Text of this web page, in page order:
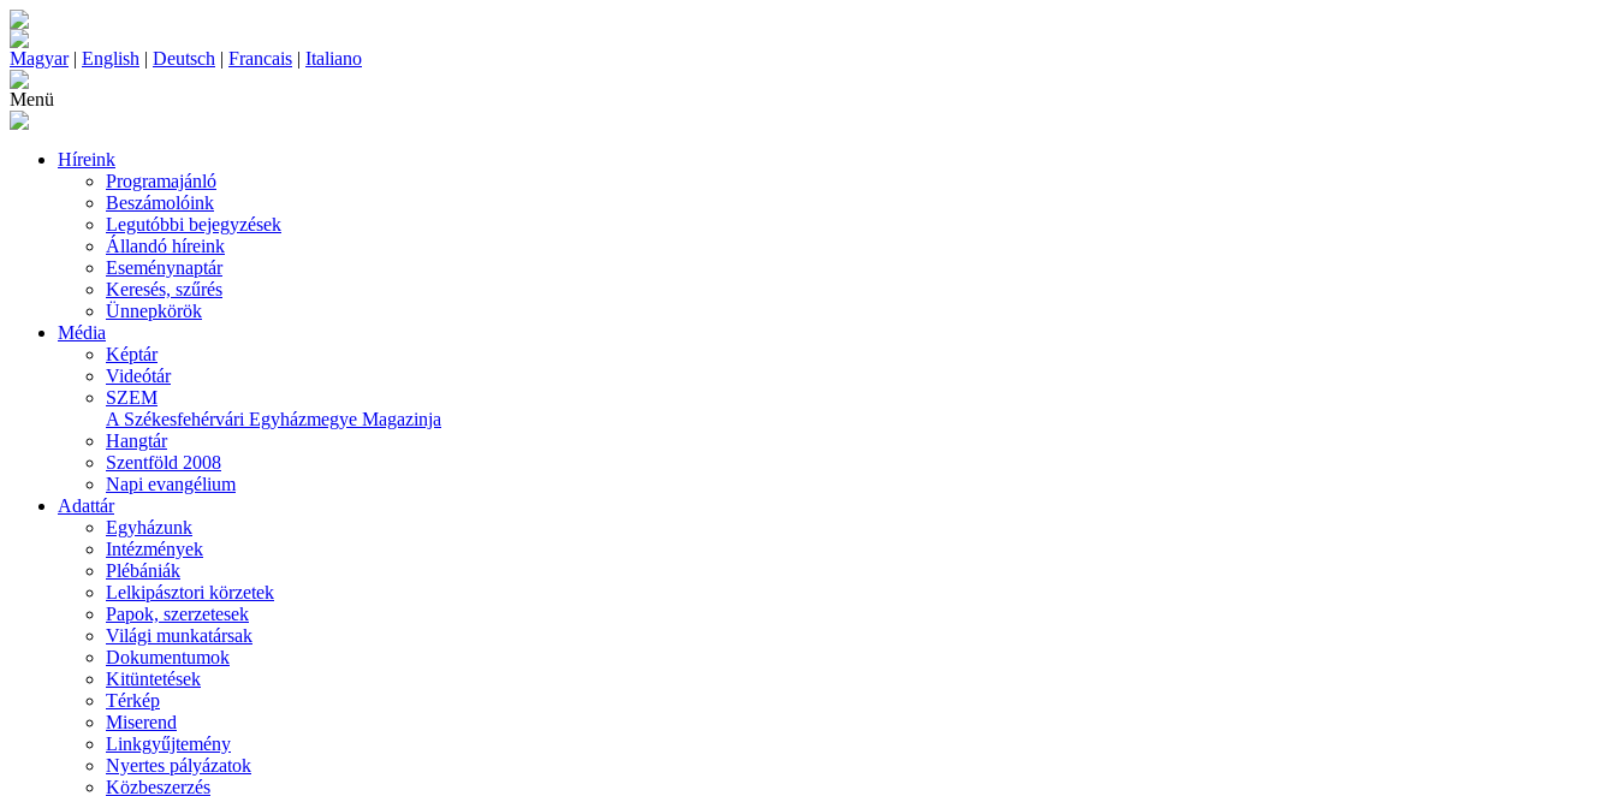
Magyar| English | Deutsch | Francais | Italiano
Menü
Híreink
Programajánló
Beszámolóink
Legutóbbi bejegyzések
Állandó híreink
Eseménynaptár
Keresés, szűrés
Ünnepkörök
Média
Képtár
Videótár
SZEM
A Székesfehérvári Egyházmegye Magazinja
Hangtár
Szentföld 2008
Napi evangélium
Adattár
Egyházunk
Intézmények
Plébániák
Lelkipásztori körzetek
Papok, szerzetesek
Világi munkatársak
Dokumentumok
Kitüntetések
Térkép
Miserend
Linkgyűjtemény
Nyertes pályázatok
Közbeszerzés